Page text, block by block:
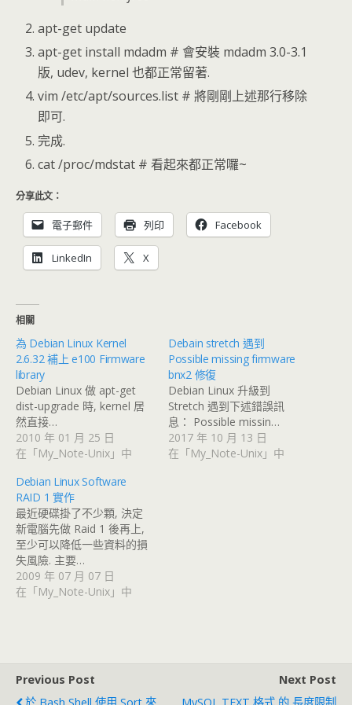
apt-get update
apt-get install mdadm # 會安裝 mdadm 3.0-3.1
版, udev, kernel 也都正常留著.
vim /etc/apt/sources.list # 將剛剛上述那行移除
即可.
完成.
cat /proc/mdstat # 看起來都正常囉~
分享此文：
電子郵件 列印 Facebook
LinkedIn X
相關
為 Debian Linux Kernel
2.6.32 補上 e100 Firmware
library
Debian Linux 做 apt-get
dist-upgrade 時, kernel 居
然直接…
2010 年 01 月 25 日
在「My_Note-Unix」中
Debain stretch 遇到
Possible missing firmware
bnx2 修復
Debian Linux 升級到
Stretch 遇到下述錯誤訊
息： Possible missin…
2017 年 10 月 13 日
在「My_Note-Unix」中
Debian Linux Software
RAID 1 實作
最近硬碟掛了不少顆, 決定
新電腦先做 Raid 1 後再上,
至少可以降低一些資料的損
失風險. 主要…
2009 年 07 月 07 日
在「My_Note-Unix」中
Previous Post
Next Post